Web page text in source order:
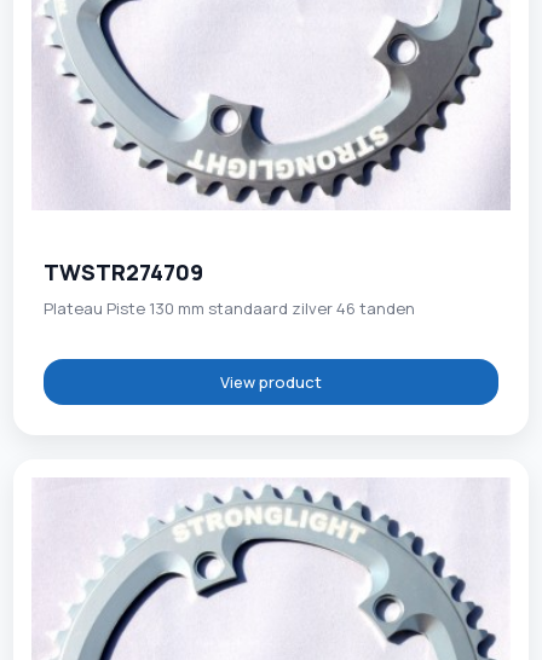
TWSTR274709
Plateau Piste 130 mm standaard zilver 46 tanden
View product